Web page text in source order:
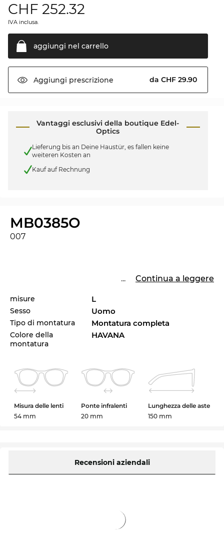
CHF 252.32
IVA inclusa.
aggiungi nel carrello
Aggiungi prescrizione da CHF 29.90
Vantaggi esclusivi della boutique Edel-
Optics
Lieferung bis an Deine Haustür, es fallen keine
weiteren Kosten an
Kauf auf Rechnung
MB0385O
007
... Continua a leggere
misure L
Sesso Uomo
Tipo di montatura Montatura completa
Colore della
montatura
HAVANA
Misura delle lenti
54 mm
Ponte infralenti
20 mm
Lunghezza delle aste
150 mm
Recensioni aziendali